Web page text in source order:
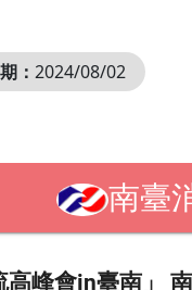
： 2024/08/02